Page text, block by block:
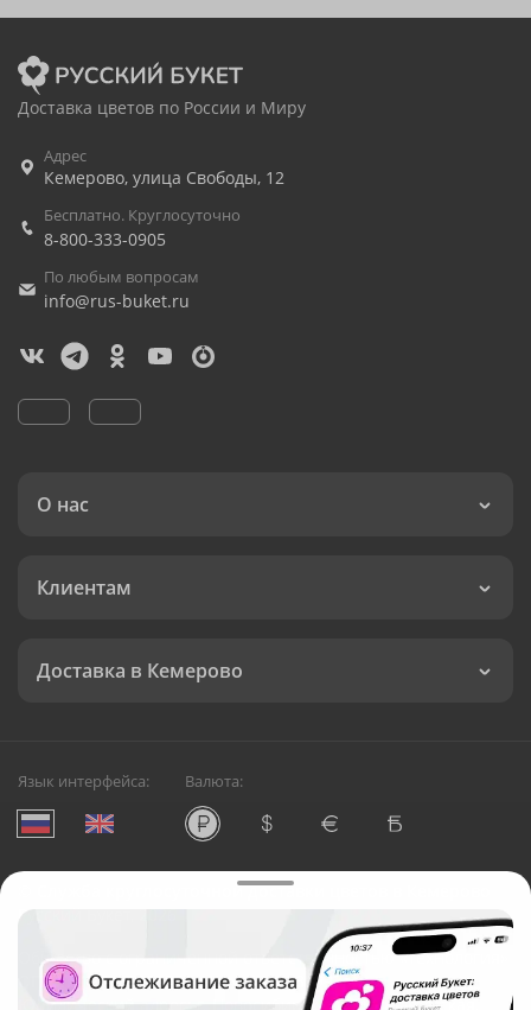
Доставка цветов по России и Миру
Адрес
Кемерово, улица Свободы, 12
Бесплатно. Круглосуточно
8-800-333-0905
По любым вопросам
info@rus-buket.ru
О нас
Клиентам
Доставка в Кемерово
Язык интерфейса: Валюта:
Служба круглосуточной доставки цветов в Кемерово
Русский Букет, 2026
Общество с ограниченной ответственностью «Технология»
ОГРН: 1195476081745, ИНН: 5410081997
Юридический адрес: г. Новосибирск, ул. Ипподромская,